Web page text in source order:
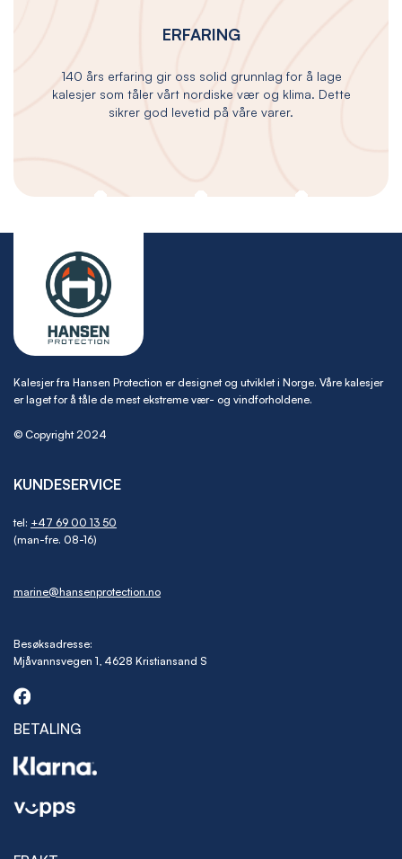
ERFARING
140 års erfaring gir oss solid grunnlag for å lage
kalesjer som tåler vårt nordiske vær og klima. Dette
sikrer god levetid på våre varer.
Kalesjer fra Hansen Protection er designet og utviklet i Norge. Våre kalesjer
er laget for å tåle de mest ekstreme vær- og vindforholdene.
© Copyright 2024
KUNDESERVICE
tel: +47 69 00 13 50
(man-fre. 08-16)
marine@hansenprotection.no
Besøksadresse:
Mjåvannsvegen 1, 4628 Kristiansand S
BETALING